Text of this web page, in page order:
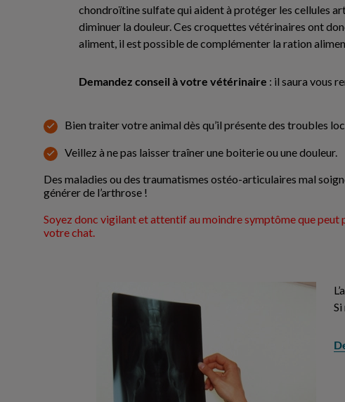
chondroïtine sulfate qui aident à protéger les cellules
diminuer la douleur. Ces croquettes vétérinaires ont
aliment, il est possible de complémenter la ration
Demandez conseil à votre vétérinaire : il saura vous
Bien traiter votre animal dès qu’il présente des troubles
Veillez à ne pas laisser traîner une boiterie ou une douleur.
Des maladies ou des traumatismes ostéo-articulaires mal
générer de l’arthrose !
Soyez donc vigilant et attentif au moindre symptôme que peut
votre chat.